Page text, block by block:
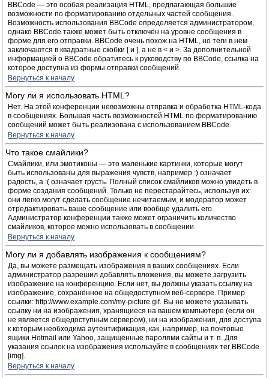
BBCode — это особая реализация HTML, предлагающая большие
возможности по форматированию отдельных частей сообщения.
Возможность использования BBCode определяется администратором,
однако BBCode также может быть отключён на уровне сообщения в
форме для его отправки. BBCode очень похож на HTML, но теги в нём
заключаются в квадратные скобки [ и ], а не в < и >. За дополнительной
информацией о BBCode обратитесь к руководству по BBCode, ссылка на
которое доступна из формы отправки сообщений.
Вернуться к началу
Могу ли я использовать HTML?
Нет. На этой конференции невозможны отправка и обработка HTML-кода
в сообщениях. Большая часть возможностей HTML по форматированию
сообщений может быть реализована с использованием BBCode.
Вернуться к началу
Что такое смайлики?
Смайлики, или эмотиконы — это маленькие картинки, которые могут
быть использованы для выражения чувств, например :) означает
радость, а :( означает грусть. Полный список смайликов можно увидеть в
форме создания сообщений. Только не перестарайтесь, используя их:
они легко могут сделать сообщение нечитаемым, и модератор может
отредактировать ваше сообщение или вообще удалить его.
Администратор конференции также может ограничить количество
смайликов, которое можно использовать в сообщении.
Вернуться к началу
Могу ли я добавлять изображения к сообщениям?
Да, вы можете размещать изображения в ваших сообщениях. Если
администратор разрешил добавлять вложения, вы можете загрузить
изображение на конференцию. Если нет, вы должны указать ссылку на
изображение, сохранённое на общедоступном веб-сервере. Пример
ссылки: http://www.example.com/my-picture.gif. Вы не можете указывать
ссылку ни на изображения, хранящиеся на вашем компьютере (если он
не является общедоступным сервером), ни на изображения, для доступа
к которым необходима аутентификация, как, например, на почтовые
ящики Hotmail или Yahoo, защищённые паролями сайты и т. п. Для
указания ссылок на изображения используйте в сообщениях тег BBCode
[img].
Вернуться к началу